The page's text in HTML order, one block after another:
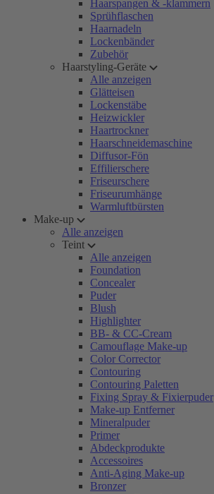
Haarspangen & -klammern
Sprühflaschen
Haarnadeln
Lockenbänder
Zubehör
Haarstyling-Geräte
Alle anzeigen
Glätteisen
Lockenstäbe
Heizwickler
Haartrockner
Haarschneidemaschine
Diffusor-Fön
Effilierschere
Friseurschere
Friseurumhänge
Warmluftbürsten
Make-up
Alle anzeigen
Teint
Alle anzeigen
Foundation
Concealer
Puder
Blush
Highlighter
BB- & CC-Cream
Camouflage Make-up
Color Corrector
Contouring
Contouring Paletten
Fixing Spray & Fixierpuder
Make-up Entferner
Mineralpuder
Primer
Abdeckprodukte
Accessoires
Anti-Aging Make-up
Bronzer